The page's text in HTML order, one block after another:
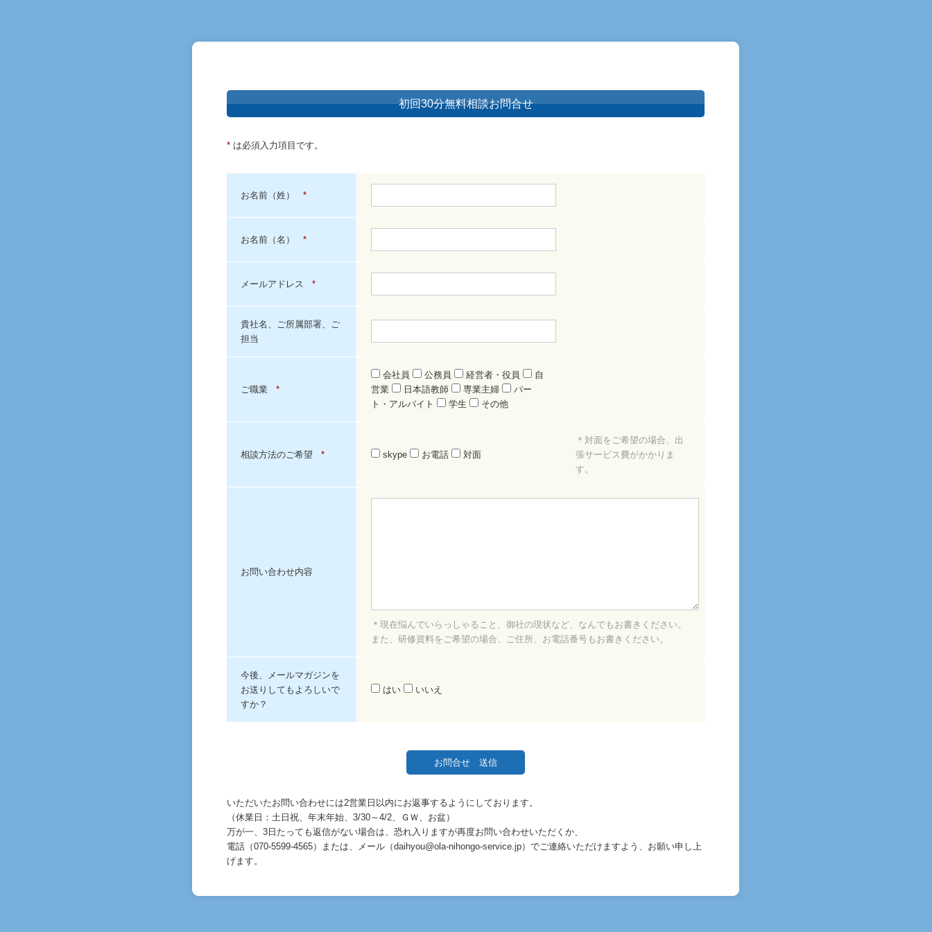
初回30分無料相談お問合せ
* は必須入力項目です。
お名前（姓） *
お名前（名） *
メールアドレス *
貴社名、ご所属部署、ご
担当
ご職業 *
会社員 公務員 経営者・役員
自
営業
日本語教師 専業主婦
パー
ト・アルバイト
学生 その他
相談方法のご希望 * skype お電話 対面
＊対面をご希望の場合、出
張サービス費がかかりま
す。
お問い合わせ内容
＊現在悩んでいらっしゃること、御社の現状など、なんでもお書きください。
また、研修資料をご希望の場合、ご住所、お電話番号もお書きください。
今後、メールマガジンを
お送りしてもよろしいで
すか？
はい いいえ
いただいたお問い合わせには2営業日以内にお返事するようにしております。
（休業日：土日祝、年末年始、3/30～4/2、ＧＷ、お盆）
万が一、3日たっても返信がない場合は、恐れ入りますが再度お問い合わせいただくか、
電話（070-5599-4565）または、メール（daihyou@ola-nihongo-service.jp）でご連絡いただけますよう、お願い申し上
げます。